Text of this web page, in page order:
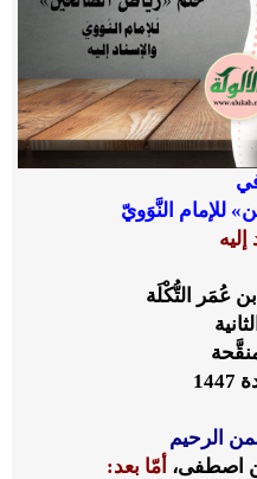
للإمام النَّوَويّ
إليه
عُمَر التُّكْلَة
الرحيم
اصطفى، أمّا بعد: